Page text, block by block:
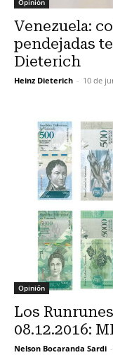
Opinión
Venezuela:
pendejadas
Dieterich
Heinz Dieterich - 10 de
Opinión
Los
08.12.2016:
Nelson Bocaranda Sardi -